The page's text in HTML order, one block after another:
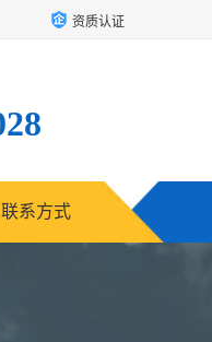
资质认证
联系方式